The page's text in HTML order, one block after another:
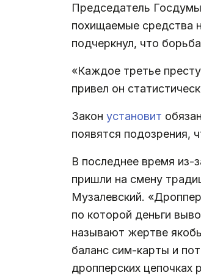
Председатель Госдумы
похищаемые средства
подчеркнул, что
«Каждое третье
привел он
Закон установит
появятся подозрения,
В последнее время из-
пришли на смену
Музалевский.
по которой деньги
называют жертве
баланс сим-карты и
дропперских цепочках